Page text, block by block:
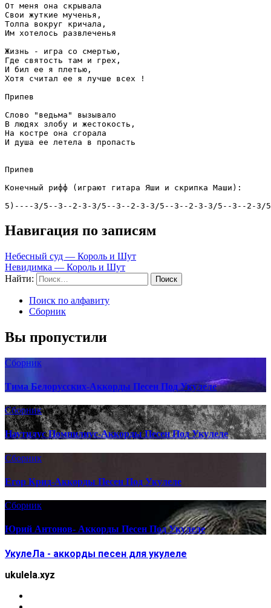
От меня она скрывала
Свои жуткие мученья,
Толпа вокруг кричала,
Им хотелось развлеченья
Жизнь - игра со смертью,
Где святость там и грех,
И бил ее я плетью,
Хотя считал ее я лучше всех !
Припев
Слово "ведьма" вызывало
В людях злобу и жестокость,
На костре она сгорала
И душа ее летела в пропасть
Припев
Конечный рифф (играют гитара Яши и скрипка Маши):
5)----3/5--3--2-3-3/5--3--2-3-3/5--3--2-3-3/5--3--2-3/
Навигация по записям
Небесный суд — Король и Шут
Невидимка — Король и Шут
Найти:
Поиск по алфавиту
Сборник
Вы пропустили
Сборник
Тима Белорусских-Аккорды Песен Под Укулеле
Сборник
Наутилус Помпилиус-Аккорды Песен Под Укулеле
Сборник
Егор Крид-Аккорды Песен Под Укулеле
Сборник
Юрий Антонов- Аккорды Песен Под Укулеле
УкулеЛа - аккорды песен для укулеле
ukulela.xyz